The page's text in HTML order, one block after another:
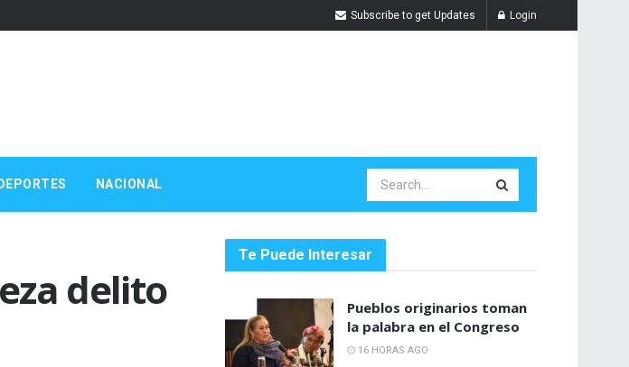
Subscribe to get Updates Login
DEPORTES NACIONAL
delito
Te Puede Interesar
Pueblos originarios toman
la palabra en el Congreso
16 HORAS AGO